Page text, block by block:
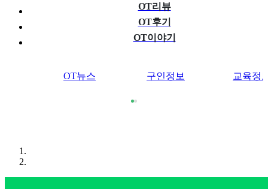
OT리뷰
OT후기
OT이야기
OT뉴스 구인정보 교육정